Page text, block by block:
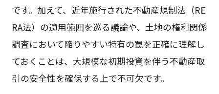
です。加えて、近年施行された不動産規制法（RE
RA法）の適用範囲を巡る議論や、土地の権利関係
調査において陥りやすい特有の罠を正確に理解し
ておくことは、大規模な初期投資を伴う不動産取
引の安全性を確保する上で不可欠です。